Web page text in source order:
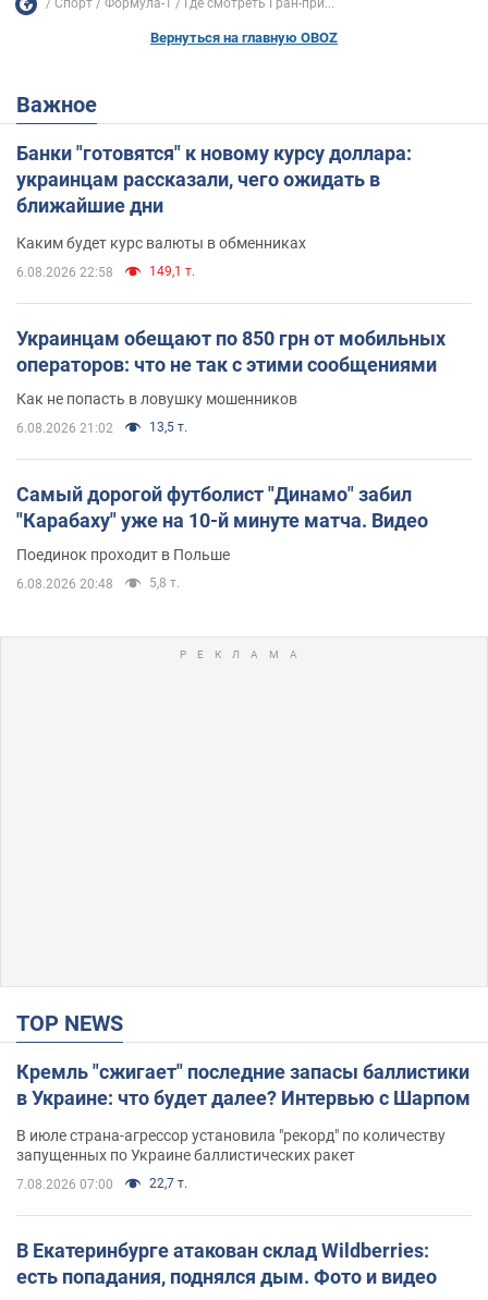
Спорт Формула-1 Где смотреть Гран-при...
Вернуться на главную OBOZ
Важное
Банки "готовятся" к новому курсу доллара:
украинцам рассказали, чего ожидать в
ближайшие дни
Каким будет курс валюты в обменниках
6.08.2026 22:58 149,1 т.
Украинцам обещают по 850 грн от мобильных
операторов: что не так с этими сообщениями
Как не попасть в ловушку мошенников
6.08.2026 21:02 13,5 т.
Самый дорогой футболист "Динамо" забил
"Карабаху" уже на 10-й минуте матча. Видео
Поединок проходит в Польше
6.08.2026 20:48 5,8 т.
TOP NEWS
Кремль "сжигает" последние запасы баллистики
в Украине: что будет далее? Интервью с Шарпом
В июле страна-агрессор установила "рекорд" по количеству
запущенных по Украине баллистических ракет
7.08.2026 07:00 22,7 т.
В Екатеринбурге атакован склад Wildberries:
есть попадания, поднялся дым. Фото и видео